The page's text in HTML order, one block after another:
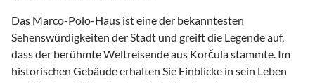
Das Marco-Polo-Haus ist eine der bekanntesten
Sehenswürdigkeiten der Stadt und greift die Legende auf,
dass der berühmte Weltreisende aus Korčula stammte. Im
historischen Gebäude erhalten Sie Einblicke in sein Leben